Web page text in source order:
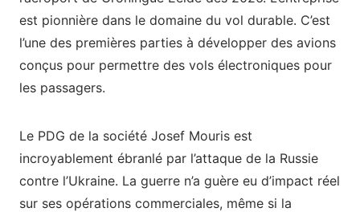
est pionnière dans le domaine du vol durable. C’est
l’une des premières parties à développer des avions
conçus pour permettre des vols électroniques pour
les passagers.
Le PDG de la société Josef Mouris est
incroyablement ébranlé par l’attaque de la Russie
contre l’Ukraine. La guerre n’a guère eu d’impact réel
sur ses opérations commerciales, même si la